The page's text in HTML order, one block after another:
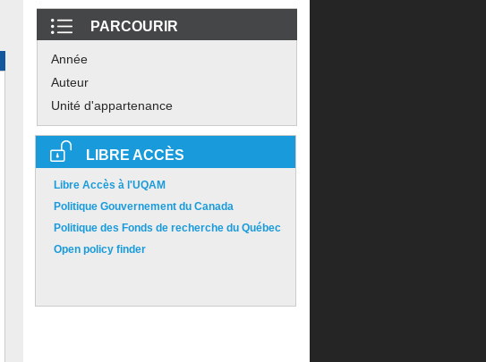
PARCOURIR
Année
Auteur
Unité d'appartenance
LIBRE ACCÈS
Libre Accès à l'UQAM
Politique Gouvernement du Canada
Politique des Fonds de recherche du Québec
Open policy finder